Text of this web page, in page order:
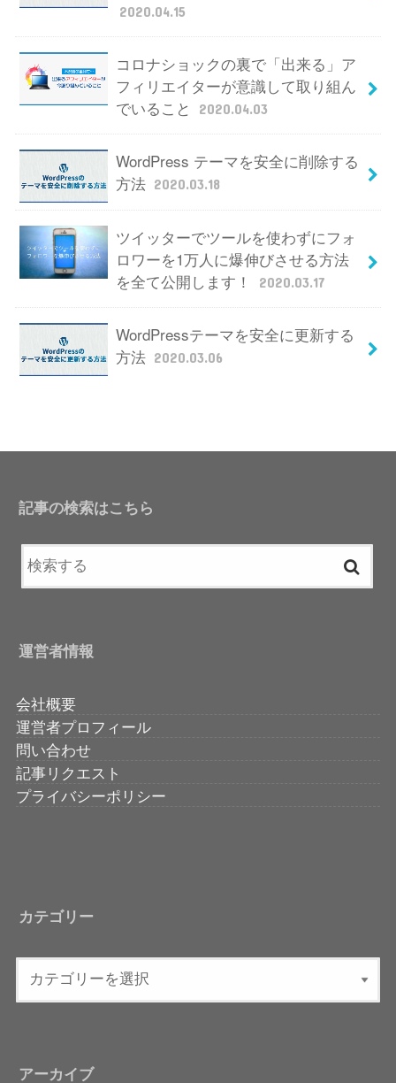
2020.04.15
コロナショックの裏で「出来る」ア
フィリエイターが意識して取り組ん
でいること
2020.04.03
WordPress テーマを安全に削除する
方法 2020.03.18
ツイッターでツールを使わずにフォ
ロワーを1万人に爆伸びさせる方法
を全て公開します！
2020.03.17
WordPressテーマを安全に更新する
方法 2020.03.06
記事の検索はこちら
運営者情報
会社概要
運営者プロフィール
問い合わせ
記事リクエスト
プライバシーポリシー
カテゴリー
アーカイブ